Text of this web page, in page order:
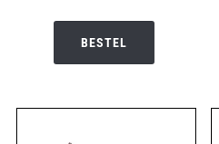
BESTEL